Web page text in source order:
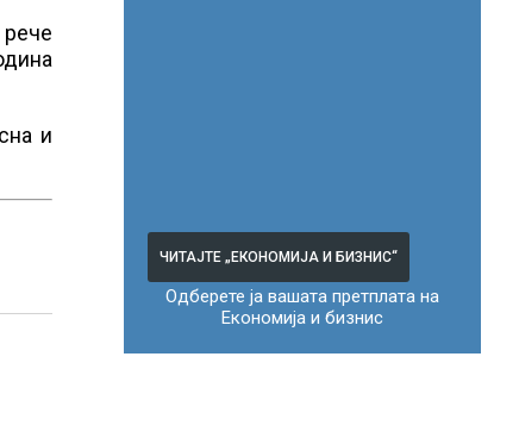
и
ЧИТАЈТЕ „ЕКОНОМИЈА И БИЗНИС“
Одберете ја вашата претплата на
Економија и бизнис